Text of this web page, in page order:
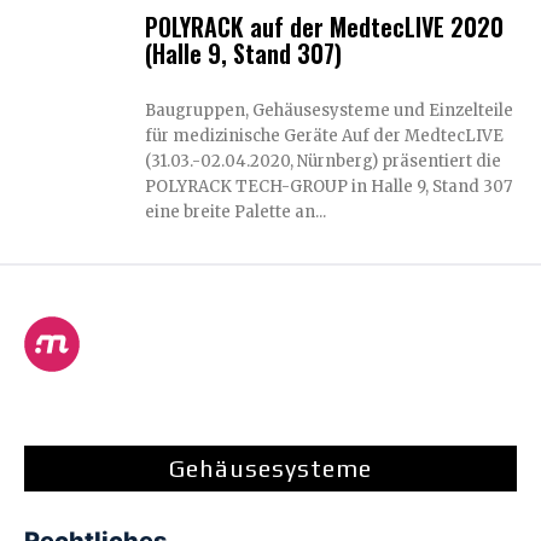
POLYRACK auf der MedtecLIVE 2020
(Halle 9, Stand 307)
Baugruppen, Gehäusesysteme und Einzelteile
für medizinische Geräte Auf der MedtecLIVE
(31.03.-02.04.2020, Nürnberg) präsentiert die
POLYRACK TECH-GROUP in Halle 9, Stand 307
eine breite Palette an...
Gehäusesysteme